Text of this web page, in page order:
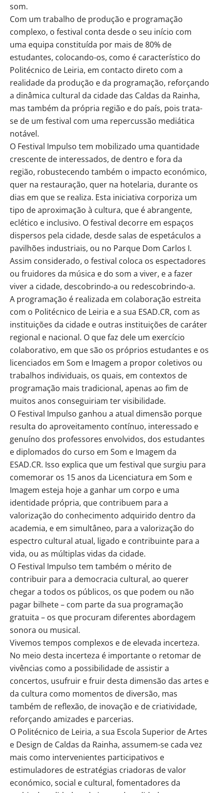
som.
Com um trabalho de produção e programação
complexo, o festival conta desde o seu início com
uma equipa constituída por mais de 80% de
estudantes, colocando-os, como é característico do
Politécnico de Leiria, em contacto direto com a
realidade da produção e da programação, reforçando
a dinâmica cultural da cidade das Caldas da Rainha,
mas também da própria região e do país, pois trata-
se de um festival com uma repercussão mediática
notável.
O Festival Impulso tem mobilizado uma quantidade
crescente de interessados, de dentro e fora da
região, robustecendo também o impacto económico,
quer na restauração, quer na hotelaria, durante os
dias em que se realiza. Esta iniciativa corporiza um
tipo de aproximação à cultura, que é abrangente,
eclético e inclusivo. O festival decorre em espaços
dispersos pela cidade, desde salas de espetáculos a
pavilhões industriais, ou no Parque Dom Carlos I.
Assim considerado, o festival coloca os espectadores
ou fruidores da música e do som a viver, e a fazer
viver a cidade, descobrindo-a ou redescobrindo-a.
A programação é realizada em colaboração estreita
com o Politécnico de Leiria e a sua ESAD.CR, com as
instituições da cidade e outras instituições de caráter
regional e nacional. O que faz dele um exercício
colaborativo, em que são os próprios estudantes e os
licenciados em Som e Imagem a propor coletivos ou
trabalhos individuais, os quais, em contextos de
programação mais tradicional, apenas ao fim de
muitos anos conseguiriam ter visibilidade.
O Festival Impulso ganhou a atual dimensão porque
resulta do aproveitamento contínuo, interessado e
genuíno dos professores envolvidos, dos estudantes
e diplomados do curso em Som e Imagem da
ESAD.CR. Isso explica que um festival que surgiu para
comemorar os 15 anos da Licenciatura em Som e
Imagem esteja hoje a ganhar um corpo e uma
identidade própria, que contribuem para a
valorização do conhecimento adquirido dentro da
academia, e em simultâneo, para a valorização do
espectro cultural atual, ligado e contribuinte para a
vida, ou as múltiplas vidas da cidade.
O Festival Impulso tem também o mérito de
contribuir para a democracia cultural, ao querer
chegar a todos os públicos, os que podem ou não
pagar bilhete – com parte da sua programação
gratuita – os que procuram diferentes abordagem
sonora ou musical.
Vivemos tempos complexos e de elevada incerteza.
No meio desta incerteza é importante o retomar de
vivências como a possibilidade de assistir a
concertos, usufruir e fruir desta dimensão das artes e
da cultura como momentos de diversão, mas
também de reflexão, de inovação e de criatividade,
reforçando amizades e parcerias.
O Politécnico de Leiria, a sua Escola Superior de Artes
e Design de Caldas da Rainha, assumem-se cada vez
mais como intervenientes participativos e
estimuladores de estratégias criadoras de valor
económico, social e cultural, fomentadores da